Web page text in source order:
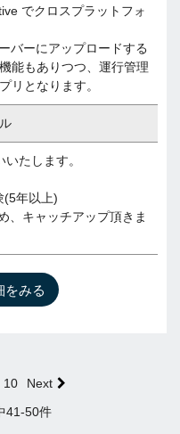
でクロスプラットフォ
バーにアップロードする
能もありつつ、運行管理
リとなります。
たします。
(5年以上)
、キャッチアップ頂きま
をみる
10 Next
41-50件